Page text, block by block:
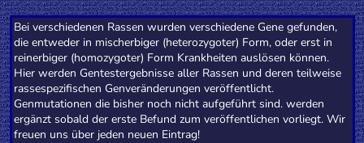
Bei verschiedenen Rassen wurden verschiedene Gene gefunden,
die entweder in mischerbiger (heterozygoter) Form, oder erst in
reinerbiger (homozygoter) Form Krankheiten auslösen können.
Hier werden Gentestergebnisse aller Rassen und deren teilweise
rassespezifischen Genveränderungen veröffentlicht.
Genmutationen die bisher noch nicht aufgeführt sind. werden
ergänzt sobald der erste Befund zum veröffentlichen vorliegt. Wir
freuen uns über jeden neuen Eintrag!